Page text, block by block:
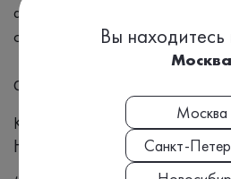
аллергический ринит,
оценки риска развития
Формат выдачи результата
Количественный
Номенклатура МЗ РФ,
Вы находитесь
Москва
Москва
Санкт-